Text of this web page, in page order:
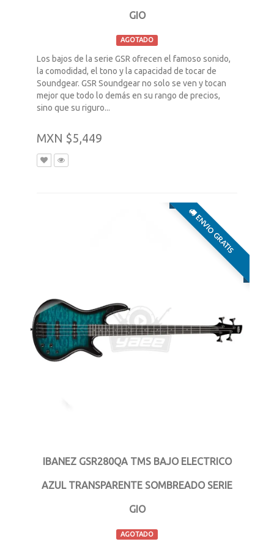
GIO
AGOTADO
Los bajos de la serie GSR ofrecen el famoso sonido,
la comodidad, el tono y la capacidad de tocar de
Soundgear. GSR Soundgear no solo se ven y tocan
mejor que todo lo demás en su rango de precios,
sino que su riguro...
MXN $5,449
ENVIO GRATIS
IBANEZ GSR280QA TMS BAJO ELECTRICO
AZUL TRANSPARENTE SOMBREADO SERIE
GIO
AGOTADO